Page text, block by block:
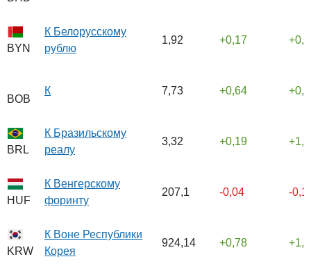
BYN
К Белорусскому
рублю
1,92 0,17
BOB
К 7,73 0,64
BRL
К Бразильскому
реалу
3,32 0,19
HUF
К Венгерскому
форинту
207,1 -0,04 -
KRW
К Воне Республики
Корея
924,14 0,78